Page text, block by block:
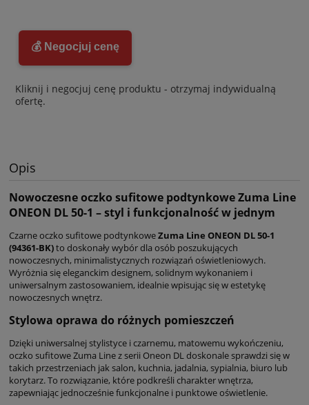
💰 Negocjuj cenę
Kliknij i negocjuj cenę produktu - otrzymaj indywidualną
ofertę.
Opis
Nowoczesne oczko sufitowe podtynkowe Zuma Line
ONEON DL 50-1 – styl i funkcjonalność w jednym
Czarne oczko sufitowe podtynkoweZuma Line ONEON DL 50-1
(94361-BK)to doskonały wybór dla osób poszukujących
nowoczesnych, minimalistycznych rozwiązań oświetleniowych.
Wyróżnia się eleganckim designem, solidnym wykonaniem i
uniwersalnym zastosowaniem, idealnie wpisując się w estetykę
nowoczesnych wnętrz.
Stylowa oprawa do różnych pomieszczeń
Dzięki uniwersalnej stylistyce i czarnemu, matowemu wykończeniu,
oczko sufitowe Zuma Line z serii Oneon DL doskonale sprawdzi się w
takich przestrzeniach jak salon, kuchnia, jadalnia, sypialnia, biuro lub
korytarz. To rozwiązanie, które podkreśli charakter wnętrza,
zapewniając jednocześnie funkcjonalne i punktowe oświetlenie.